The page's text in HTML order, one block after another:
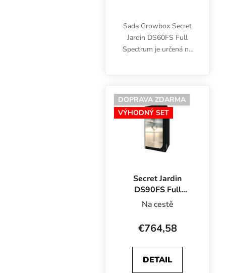
Sada Growbox Secret
Jardin DS60FS Full
Spectrum je určená na
vegetačného cyklu.
Okrem stanu Dark
Street obsahuje...
DOPRAVA ZDARMA
VÝHODNÝ SET
Secret Jardin
DS90FS Full
Spectrum Set
90x90x178 cm
Na cestě
€764,58
DETAIL